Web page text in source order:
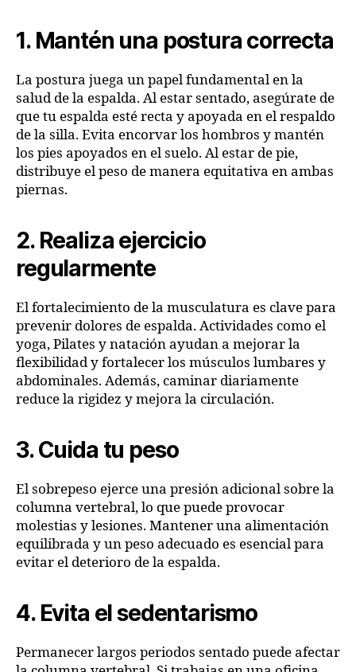
1. Mantén una postura correcta
La postura juega un papel fundamental en la
salud de la espalda. Al estar sentado, asegúrate de
que tu espalda esté recta y apoyada en el respaldo
de la silla. Evita encorvar los hombros y mantén
los pies apoyados en el suelo. Al estar de pie,
distribuye el peso de manera equitativa en ambas
piernas.
2. Realiza ejercicio
regularmente
El fortalecimiento de la musculatura es clave para
prevenir dolores de espalda. Actividades como el
yoga, Pilates y natación ayudan a mejorar la
flexibilidad y fortalecer los músculos lumbares y
abdominales. Además, caminar diariamente
reduce la rigidez y mejora la circulación.
3. Cuida tu peso
El sobrepeso ejerce una presión adicional sobre la
columna vertebral, lo que puede provocar
molestias y lesiones. Mantener una alimentación
equilibrada y un peso adecuado es esencial para
evitar el deterioro de la espalda.
4. Evita el sedentarismo
Permanecer largos periodos sentado puede afectar